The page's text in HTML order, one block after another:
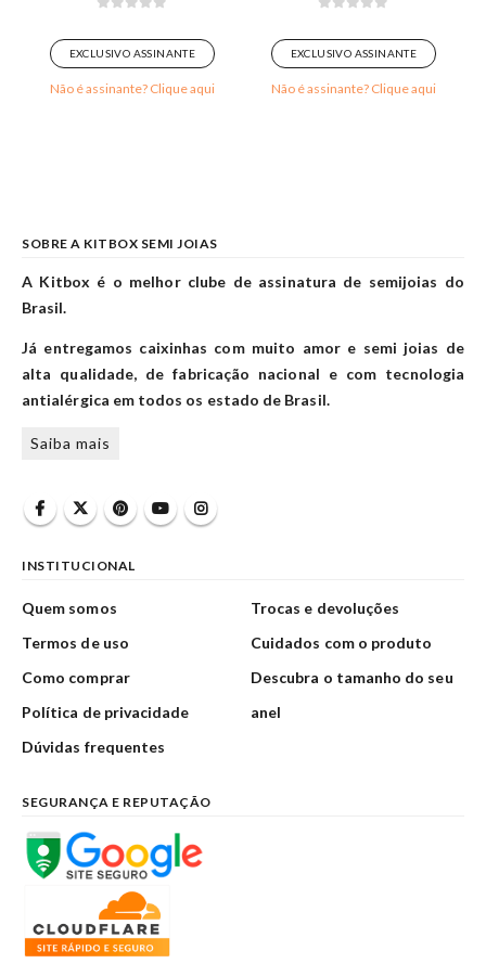
EXCLUSIVO ASSINANTE
Não é assinante? Clique aqui
EXCLUSIVO ASSINANTE
Não é assinante? Clique aqui
SOBRE A KITBOX SEMI JOIAS
A Kitbox é o melhor clube de assinatura de semijoias do
Brasil.
Já entregamos caixinhas com muito amor e semi joias de
alta qualidade, de fabricação nacional e com tecnologia
antialérgica em todos os estado de Brasil.
Saiba mais
INSTITUCIONAL
Quem somos
Termos de uso
Como comprar
Política de privacidade
Dúvidas frequentes
Trocas e devoluções
Cuidados com o produto
Descubra o tamanho do seu
anel
SEGURANÇA E REPUTAÇÃO